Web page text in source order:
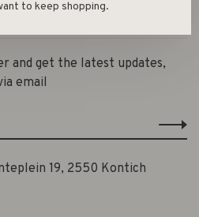
and get the latest updates,
email
19, 2550 Kontich
to keep shopping.